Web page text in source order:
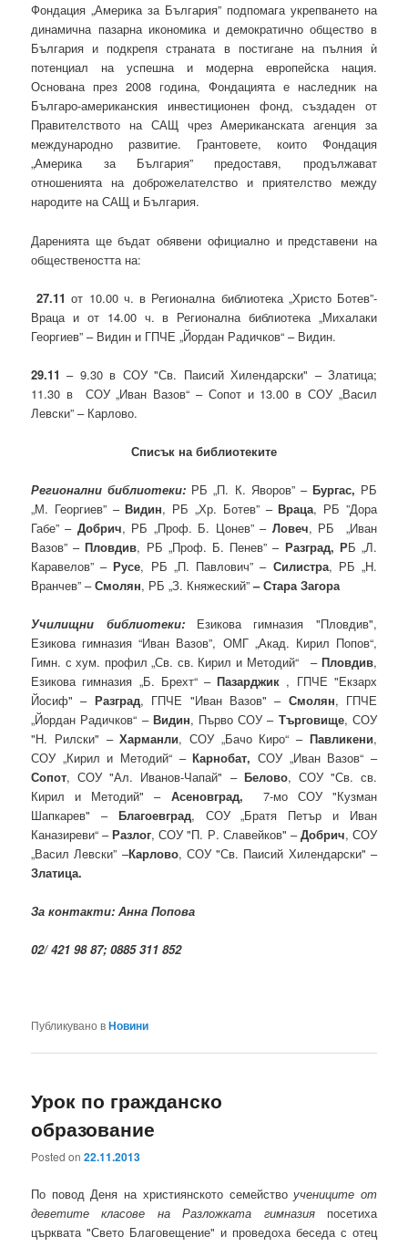
Фондация „Америка за България” подпомага укрепването на
динамична пазарна икономика и демократично общество в
България и подкрепя страната в постигане на пълния ѝ
потенциал на успешна и модерна европейска нация.
Основана през 2008 година, Фондацията е наследник на
Българо-американския инвестиционен фонд, създаден от
Правителството на САЩ чрез Американската агенция за
международно развитие. Грантовете, които Фондация
„Америка за България” предоставя, продължават
отношенията на доброжелателство и приятелство между
народите на САЩ и България.
Даренията ще бъдат обявени официално и представени на
обществеността на:
27.11 от 10.00 ч. в Регионална библиотека „Христо Ботев”-
Враца и от 14.00 ч. в Регионална библиотека „Михалаки
Георгиев” – Видин и ГПЧЕ „Йордан Радичков“ – Видин.
29.11 – 9.30 в СОУ "Св. Паисий Хилендарски" – Златица;
11.30 в СОУ „Иван Вазов“ – Сопот и 13.00 в СОУ „Васил
Левски” – Карлово.
Списък на библиотеките
Регионални библиотеки: РБ „П. К. Яворов” – Бургас, РБ
„М. Георгиев” –Видин, РБ „Хр. Ботев” –Враца, РБ ”Дора
Габе” – Добрич, РБ „Проф. Б. Цонев” – Ловеч, РБ „Иван
Вазов” –Пловдив, РБ „Проф. Б. Пенев” – Разград, РБ „Л.
Каравелов” –Русе, РБ „П. Павлович” – Силистра, РБ „Н.
Вранчев” –Смолян, РБ „З. Княжеский”– Стара Загора
Училищни библиотеки: Езикова гимназия "Пловдив",
Езикова гимназия “Иван Вазов”, ОМГ „Акад. Кирил Попов“,
Гимн. с хум. профил „Св. св. Кирил и Методий“ – Пловдив,
Езикова гимназия „Б. Брехт“ –Пазарджик , ГПЧЕ "Екзарх
Йосиф" – Разград, ГПЧЕ "Иван Вазов" – Смолян, ГПЧЕ
„Йордан Радичков“ – Видин, Първо СОУ – Търговище, СОУ
"Н. Рилски" –Харманли, СОУ „Бачо Киро“ – Павликени,
СОУ „Кирил и Методий“ –Карнобат, СОУ „Иван Вазов“ –
Сопот, СОУ "Ал. Иванов-Чапай" – Белово, СОУ "Св. св.
Кирил и Методий" – Асеновград,
7-мо СОУ "Кузман
Шапкарев" – Благоевград, СОУ „Братя Петър и Иван
Каназиреви“ –Разлог, СОУ "П. Р. Славейков" –Добрич, СОУ
„Васил Левски” –Карлово, СОУ "Св. Паисий Хилендарски" –
Златица.
За контакти: Анна Попова
02/ 421 98 87; 0885 311 852
Публикувано вНовини
Урок по гражданско
образование
Posted on22.11.2013
По повод Деня на християнското семействоучениците от
деветите класове на Разложката гимназияпосетиха
църквата "Свето Благовещение" и проведоха беседа с отец